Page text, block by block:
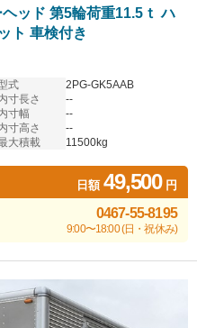
ッド 第5輪荷重11.5ｔ ハ
ト 車検付き
式
2PG-GK5AAB
寸長さ
--
寸幅
--
寸高さ
--
大積載
11500kg
日額49,500円
0467-55-8195
9:00〜18:00 (日・祝休み)